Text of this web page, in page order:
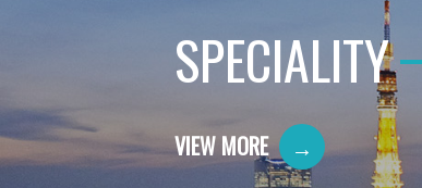
SPECIALITY
VIEW MORE →